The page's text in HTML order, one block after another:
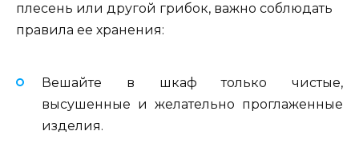
плесень или другой грибок, важно соблюдать
правила ее хранения:
Вешайте в шкаф только чистые,
высушенные и желательно проглаженные
изделия.